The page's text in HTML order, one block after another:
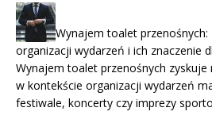
Wynajem toalet
organizacji wydarzeń i ich znaczenie
Wynajem toalet przenośnych zyskuje
w kontekście organizacji wydarzeń
festiwale, koncerty czy imprezy